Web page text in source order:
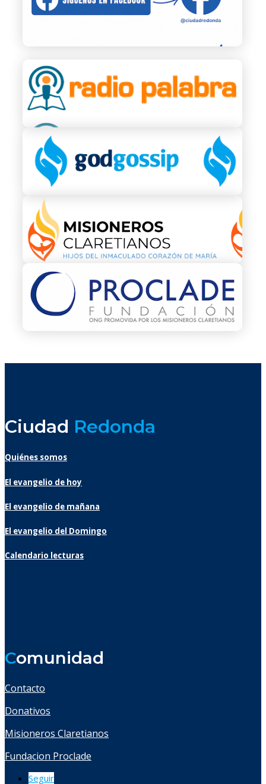
Ciudad Redonda
Quiénes somos
El evangelio de hoy
El evangelio de mañana
El evangelio del Domingo
Calendario lecturas
Comunidad
Contacto
Donativos
Misioneros Claretianos
Fundacion Proclade
Seguir